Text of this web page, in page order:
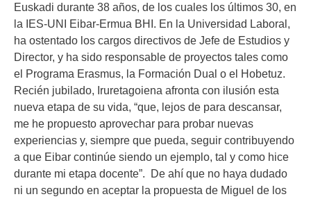
Euskadi durante 38 años, de los cuales los últimos 30, en
la IES-UNI Eibar-Ermua BHI. En la Universidad Laboral,
ha ostentado los cargos directivos de Jefe de Estudios y
Director, y ha sido responsable de proyectos tales como
el Programa Erasmus, la Formación Dual o el Hobetuz.
Recién jubilado, Iruretagoiena afronta con ilusión esta
nueva etapa de su vida, “que, lejos de para descansar,
me he propuesto aprovechar para probar nuevas
experiencias y, siempre que pueda, seguir contribuyendo
a que Eibar continúe siendo un ejemplo, tal y como hice
durante mi etapa docente”. De ahí que no haya dudado
ni un segundo en aceptar la propuesta de Miguel de los